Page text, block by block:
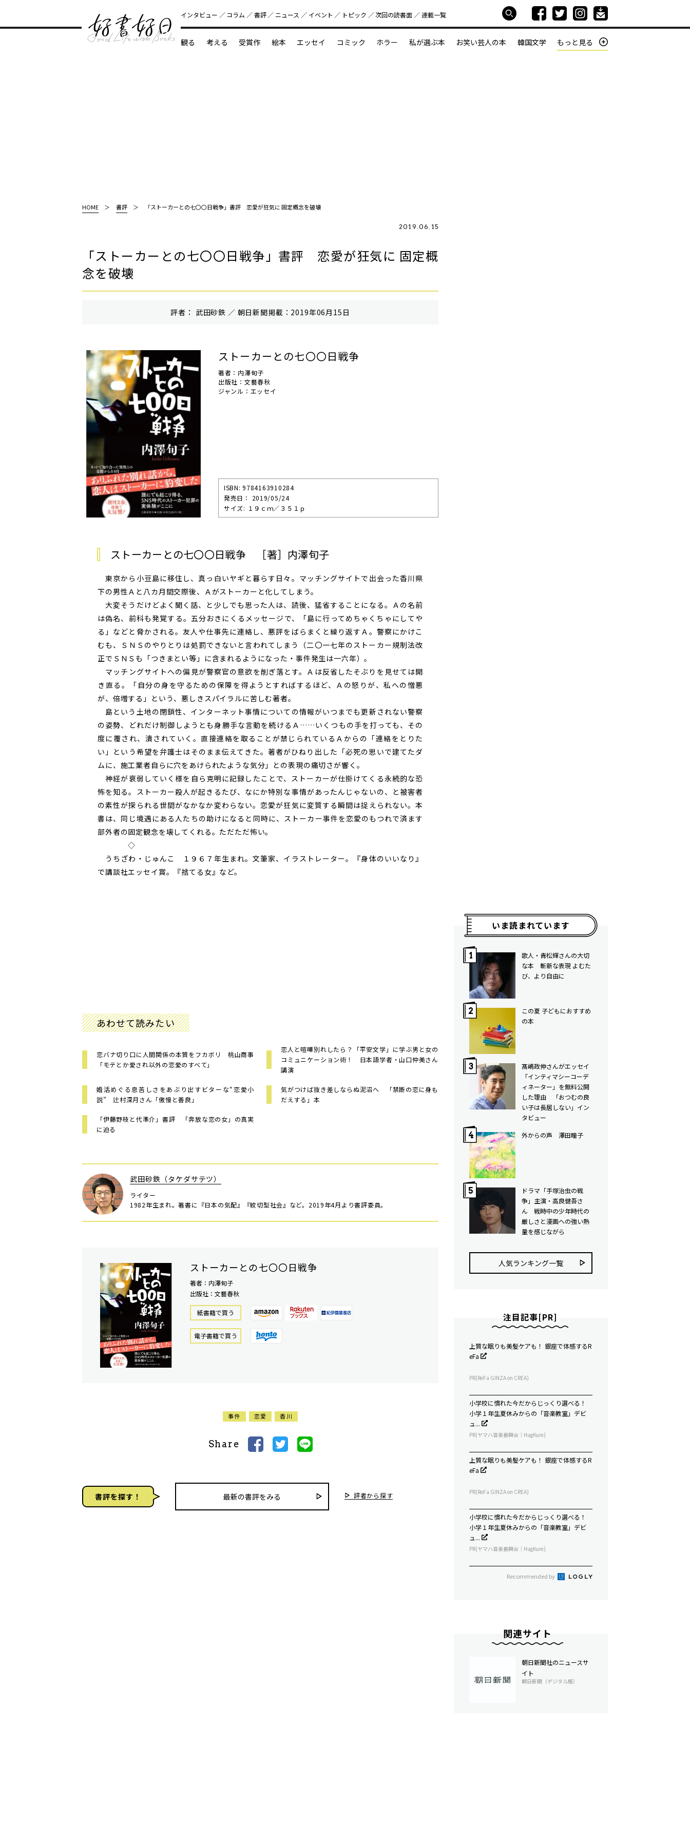
好書好日
インタビュー コラム 書評 ニュース イベント トピック 次回の読書⾯ 連載一覧
観る 考える 受賞作 絵本 エッセイ コミック ホラー 私が選ぶ本 お笑い芸人の本 韓国文学 もっと見る
HOME 書評 「ストーカーとの七〇〇日戦争」書評 恋愛が狂気に 固定概念を破壊
2019.06.15
「ストーカーとの七〇〇日戦争」書評 恋愛が狂気に 固定概
念を破壊
評者： 武田砂鉄 ／ 朝⽇新聞掲載：2019年06月15日
ストーカーとの七〇〇日戦争
著者：内澤旬子
出版社：文藝春秋
ジャンル：エッセイ
ISBN: 9784163910284
発売⽇： 2019/05/24
サイズ: １９ｃｍ／３５１ｐ
ストーカーとの七〇〇日戦争 ［著］内澤旬子
東京から小豆島に移住し、真っ白いヤギと暮らす日々。マッチングサイトで出会った香川県
下の男性Ａと八カ月間交際後、Ａがストーカーと化してしまう。
大変そうだけどよく聞く話、と少しでも思った人は、読後、猛省することになる。Ａの名前
は偽名、前科も発覚する。五分おきにくるメッセージで、「島に行ってめちゃくちゃにしてや
る」などと脅かされる。友人や仕事先に連絡し、悪評をばらまくと繰り返すＡ。警察にかけこ
むも、ＳＮＳのやりとりは処罰できないと言われてしまう（二〇一七年のストーカー規制法改
正でＳＮＳも「つきまとい等」に含まれるようになった・事件発生は一六年）。
マッチングサイトへの偏見が警察官の意欲を削ぎ落とす。Ａは反省したそぶりを見せては開
き直る。「自分の身を守るための保障を得ようとすればするほど、Ａの怒りが、私への憎悪
が、倍増する」という、悪しきスパイラルに苦しむ著者。
島という土地の閉鎖性、インターネット事情についての情報がいつまでも更新されない警察
の姿勢、どれだけ制御しようとも身勝手な言動を続けるＡ……いくつもの手を打っても、その
度に覆され、潰されていく。直接連絡を取ることが禁じられているＡからの「連絡をとりた
い」という希望を弁護士はそのまま伝えてきた。著者がひねり出した「必死の思いで建てたダ
ムに、施工業者自らに穴をあけられたような気分」との表現の痛切さが響く。
神経が衰弱していく様を自ら克明に記録したことで、ストーカーが仕掛けてくる永続的な恐
怖を知る。ストーカー殺人が起きるたび、なにか特別な事情があったんじゃないの、と被害者
の素性が探られる世間がなかなか変わらない。恋愛が狂気に変質する瞬間は捉えられない。本
書は、同じ境遇にある人たちの助けになると同時に、ストーカー事件を恋愛のもつれで済ます
部外者の固定観念を壊してくれる。ただただ怖い。
◇
うちざわ・じゅんこ １９６７年生まれ。文筆家、イラストレーター。『身体のいいなり』
で講談社エッセイ賞。『捨てる女』など。
あわせて読みたい
恋バナ切り口に人間関係の本質をフカボリ 桃山商事
「モテとか愛され以外の恋愛のすべて」
恋人と喧嘩別れしたら？「平安文学」に学ぶ男と女の
コミュニケーション術！ 日本語学者・山口仲美さん
講演
婚活めぐる息苦しさをあぶり出すビターな“恋愛小
説” 辻村深月さん「傲慢と善良」
気がつけば抜き差しならぬ泥沼へ 「禁断の恋に身も
だえする」本
「伊藤野枝と代準介」書評 「奔放な恋の女」の真実
に迫る
武田砂鉄（タケダサテツ）
ライター
1982年生まれ。著書に『日本の気配』『紋切型社会』など。2019年4月より書評委員。
ストーカーとの七〇〇日戦争
著者：内澤旬子
出版社：文藝春秋
紙書籍で買う
電⼦書籍で買う
事件 恋愛 香川
Share
書評を探す！ 最新の書評をみる 評者から探す
いま読まれています
歌人・青松輝さんの大切
な本 斬新な表現 よむた
び、より自由に
この夏 子どもにおすすめ
の本
髙嶋政伸さんがエッセイ
「インティマシーコーデ
ィネーター」を無料公開
した理由 「おつむの良
い子は長居しない」イン
タビュー
外からの声 澤田瞳子
ドラマ「手塚治虫の戦
争」主演・高良健吾さ
ん 戦時中の少年時代の
厳しさと漫画への強い熱
量を感じながら
人気ランキング⼀覧
注目記事[PR]
上質な眠りも美髪ケアも！ 銀座で体感するR
eFa
PR(ReFa GINZA on CREA)
小学校に慣れた今だからじっくり選べる！
小学１年生夏休みからの「音楽教室」デビ
ュ...
PR(ヤマハ音楽振興会｜HugKum)
上質な眠りも美髪ケアも！ 銀座で体感するR
eFa
PR(ReFa GINZA on CREA)
小学校に慣れた今だからじっくり選べる！
小学１年生夏休みからの「音楽教室」デビ
ュ...
PR(ヤマハ音楽振興会｜HugKum)
Recommended by
関連サイト
朝日新聞社のニュースサ
イト
朝日新聞（デジタル版）